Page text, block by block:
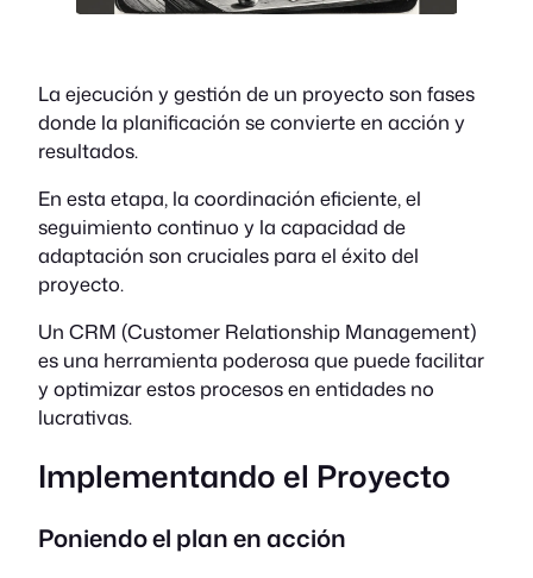
La ejecución y gestión de un proyecto son fases
donde la planificación se convierte en acción y
resultados.
En esta etapa, la coordinación eficiente, el
seguimiento continuo y la capacidad de
adaptación son cruciales para el éxito del
proyecto.
Un CRM (Customer Relationship Management)
es una herramienta poderosa que puede facilitar
y optimizar estos procesos en entidades no
lucrativas.
Implementando el Proyecto
Poniendo el plan en acción